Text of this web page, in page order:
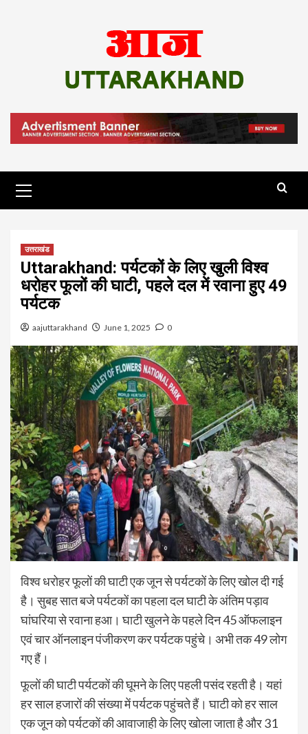
Menu
उत्तराखंड
Uttarakhand: पर्यटकों के लिए खुली विश्व
धरोहर फूलों की घाटी, पहले दल में रवाना हुए 49
पर्यटक
aajuttarakhand June 1, 2025 0
विश्व धरोहर फूलों की घाटी एक जून से पर्यटकों के लिए खोल दी गई
है। सुबह सात बजे पर्यटकों का पहला दल घाटी के अंतिम पड़ाव
घांघरिया से रवाना हआ। घाटी खुलने के पहले दिन 45 ऑफलाइन
एवं चार ऑनलाइन पंजीकरण कर पर्यटक पहुंचे। अभी तक 49 लोग
गए हैं।
फूलों की घाटी पर्यटकों की घूमने के लिए पहली पसंद रहती है। यहां
हर साल हजारों की संख्या में पर्यटक पहुंचते हैं। घाटी को हर साल
एक जून को पर्यटकों की आवाजाही के लिए खोला जाता है और 31